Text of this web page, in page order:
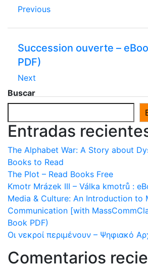
Previous
Succession ouverte –
PDF)
Next
Buscar
Entradas
The Alphabet War: A Story about
Books to Read
The Plot – Read Books Free
Kmotr Mrázek III – Válka kmotrů :
Media & Culture: An Introduction to
Communication [with
Book PDF)
Οι νεκροί περιμένουν – Ψηφιακό
Comentarios